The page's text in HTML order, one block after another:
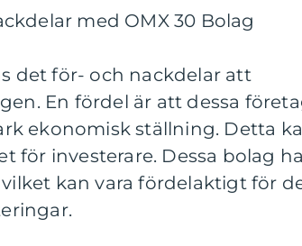
med OMX 30 Bolag
det för- och nackdelar att
En fördel är att dessa
ekonomisk ställning. Detta
för investerare. Dessa bolag
kan vara fördelaktigt för